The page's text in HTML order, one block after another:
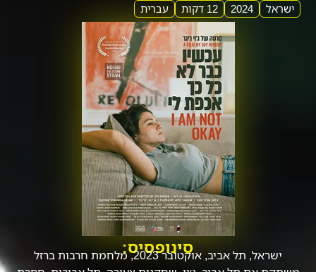
ישראל 2024 12 דקות עברית
סינופסיס:ישראל, תל אביב, אוקטובר 2023, מלחמת חרבות ברזל